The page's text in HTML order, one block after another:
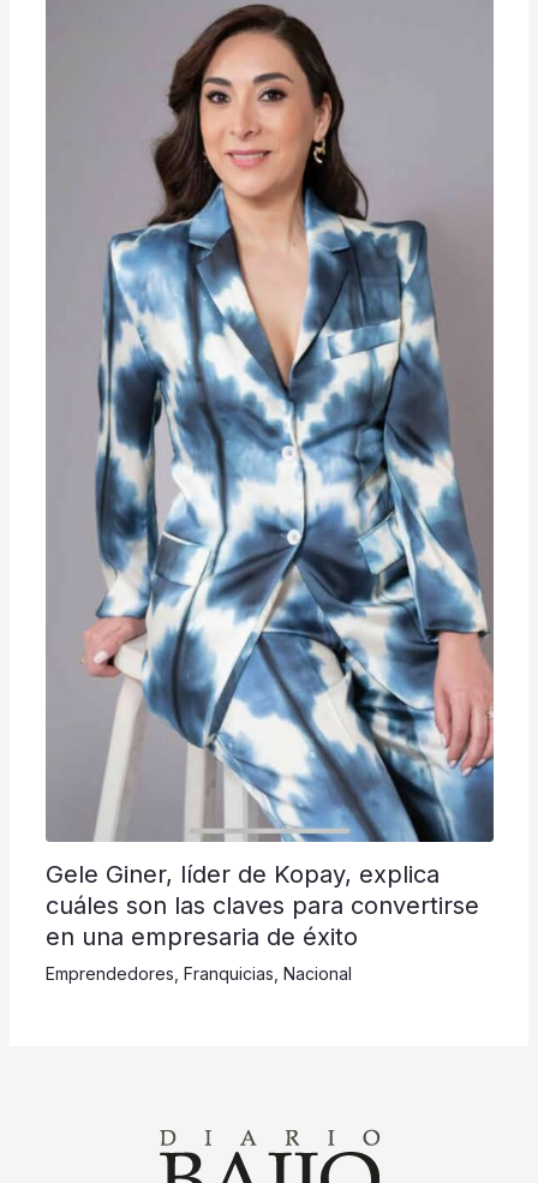
Gele Giner, líder de Kopay, explica
cuáles son las claves para convertirse
en una empresaria de éxito
Emprendedores, Franquicias, Nacional